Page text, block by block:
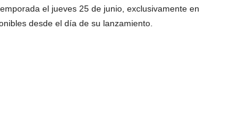
el jueves 25 de junio, exclusivamente en
desde el día de su lanzamiento.